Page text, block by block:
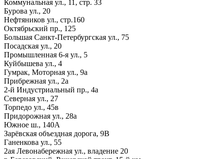
Коммунальная ул., 11, стр. 33
Бурова ул., 20
Нефтяников ул., стр.160
Октябрьский пр., 125
Большая Санкт-Петербургская ул., 75
Посадская ул., 20
Промышленная 6-я ул., 5
Куйбышева ул., 4
Гумрак, Моторная ул., 9а
Прибрежная ул., 2а
2-й Индустриальный пр., 4а
Северная ул., 27
Торпедо ул., 45в
Придорожная ул., 28а
Южное ш., 140А
Зарёвская объездная дорога, 9В
Ганенкова ул., 55
2ая Левонабережная ул., владение 20